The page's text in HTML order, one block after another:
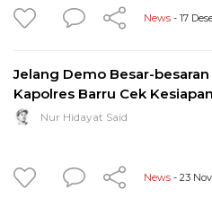
News - 17
Jelang Demo Besar-besaran
Kapolres Barru Cek
Nur Hidayat Said
News - 23